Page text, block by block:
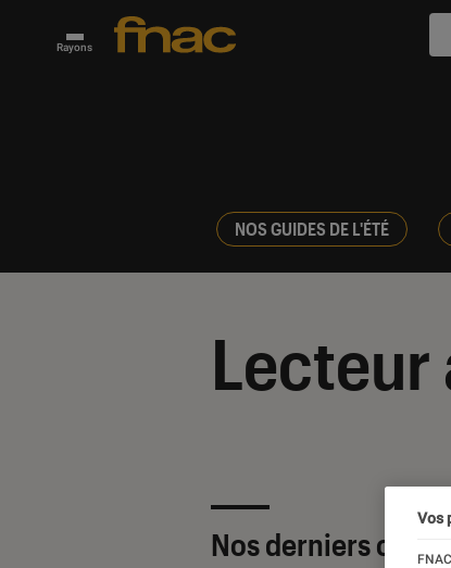
Rayons
NOS GUIDES DE L'ÉTÉ
Lecteur
Nos derniers
Vos